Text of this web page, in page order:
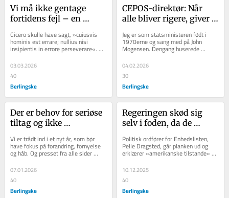
Vi må ikke gentage
fortidens fejl – en
til i Danmark
Cicero skulle have sagt, »cuiusvis
hominis est errare; nullius nisi
insipientis in errore perseverare«.
Eller på godt dansk, at det er
menneskeligt...
03.03.2026
40
Berlingske
CEPOS-direktør: Når
alle bliver rigere, giver
om ulighed
Jeg er som statsministeren født i
1970erne og sang med på John
Mogensen. Dengang huserede
stagflation, bilfrie søndage og
vokseværk i det...
04.02.2026
30
Berlingske
Der er behov for seriøse
tiltag og ikke
man skal forbedre
dansk økonomi
Vi er trådt ind i et nyt år, som bør
have fokus på forandring, fornyelse
og håb. Og presset fra alle sider
efterlader ikke plads til...
07.01.2026
40
Berlingske
Regeringen skød sig
selv i foden, da de
bøger. Nu har de åbnet
for et »slaraffenland af
Politisk ordfører for Enhedslisten,
Pelle Dragsted, går planken ud og
erklærer »amerikanske tilstande«
fødevarepriser har...
10.12.2025
40
Berlingske